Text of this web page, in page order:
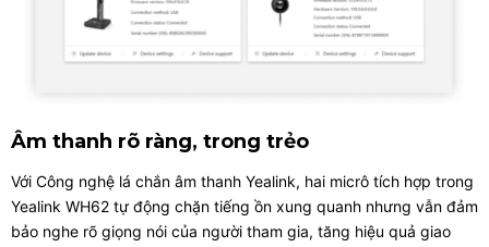
Âm thanh rõ ràng, trong trẻo
Với Công nghệ lá chắn âm thanh Yealink, hai micrô tích hợp trong
Yealink WH62 tự động chặn tiếng ồn xung quanh nhưng vẫn đảm
bảo nghe rõ giọng nói của người tham gia, tăng hiệu quả giao